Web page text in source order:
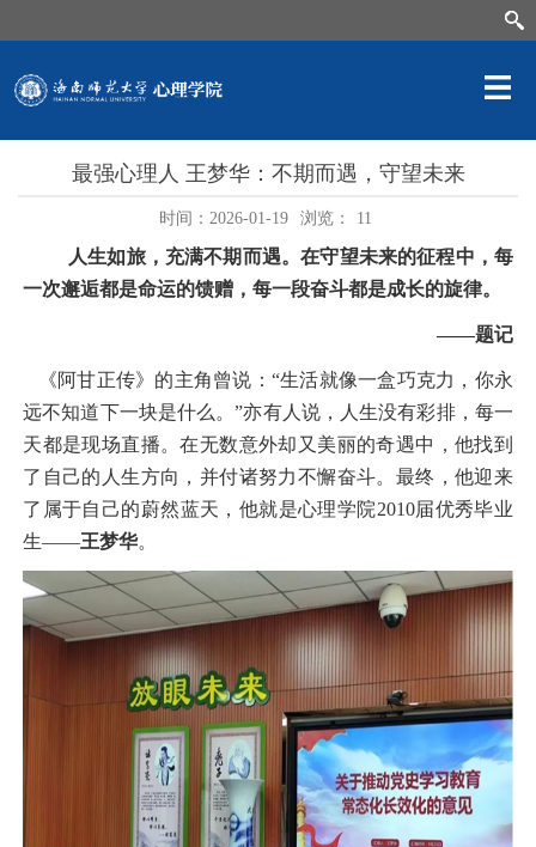
最强心理人 王梦华：不期而遇，守望未来
时间：2026-01-19 浏览： 11
人生如旅，充满不期而遇。在守望未来的征程中，每
一次邂逅都是命运的馈赠，每一段奋斗都是成长的旋律。
——题记
《阿甘正传》的主角曾说：“生活就像一盒巧克力，你永
远不知道下一块是什么。”亦有人说，人生没有彩排，每一
天都是现场直播。在无数意外却又美丽的奇遇中，他找到
了自己的人生方向，并付诸努力不懈奋斗。最终，他迎来
了属于自己的蔚然蓝天，他就是心理学院2010届优秀毕业
生——王梦华。